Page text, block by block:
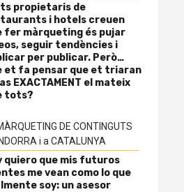
propietaris de
i hotels creuen
fer màrqueting és pujar
seguir tendències i
per publicar. Però…
et fa pensar que et triaran
EXACTAMENT el mateix
tots?
DE CONTINGUTS
i a CATALUNYA
quiero que mis futuros
me vean como lo que
soy: un asesor